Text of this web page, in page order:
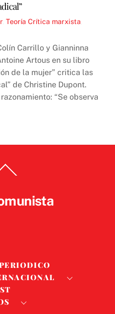
,Teoría Crítica marxista
Carrillo y Gianninna
Artous en su libro
de la mujer” critica las
de Christine Dupont.
“Se observa
To